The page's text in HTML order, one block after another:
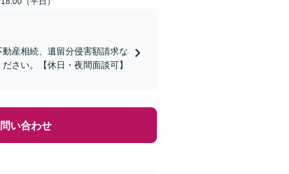
産相続、遺留分侵害額請求な
さい。【休日・夜間面談可】
い合わせ